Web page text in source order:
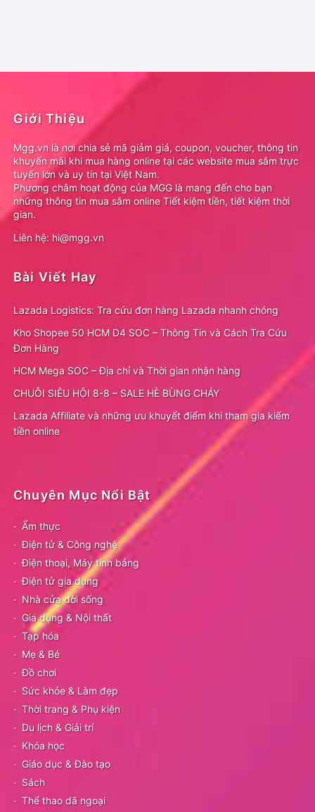
Giới Thiệu
Mgg.vn là nơi chia sẻ mã giảm giá, coupon, voucher, thông tin
khuyến mãi khi mua hàng online tại các website mua sắm trực
tuyến lớn và uy tín tại Việt Nam.
Phương châm hoạt động của MGG là mang đến cho bạn
những thông tin mua sắm online Tiết kiệm tiền, tiết kiệm thời
gian.
Liên hệ: hi@mgg.vn
Bài Viết Hay
Lazada Logistics: Tra cứu đơn hàng Lazada nhanh chóng
Kho Shopee 50 HCM D4 SOC – Thông Tin và Cách Tra Cứu
Đơn Hàng
HCM Mega SOC – Địa chỉ và Thời gian nhận hàng
CHUỖI SIÊU HỘI 8-8 – SALE HÈ BÙNG CHÁY
Lazada Affiliate và những ưu khuyết điểm khi tham gia kiếm
tiền online
Chuyên Mục Nổi Bật
Ẩm thực
Điện tử & Công nghệ
Điện thoại, Máy tính bảng
Điện tử gia dụng
Nhà cửa đời sống
Gia dụng & Nội thất
Tạp hóa
Mẹ & Bé
Đồ chơi
Sức khỏe & Làm đẹp
Thời trang & Phụ kiện
Du lịch & Giải trí
Khóa học
Giáo dục & Đào tạo
Sách
Thể thao dã ngoại